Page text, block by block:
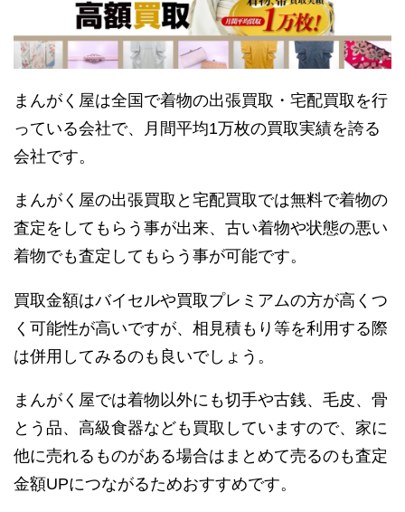
まんがく屋は全国で着物の出張買取・宅配買取を行
っている会社で、月間平均1万枚の買取実績を誇る
会社です。
まんがく屋の出張買取と宅配買取では無料で着物の
査定をしてもらう事が出来、古い着物や状態の悪い
着物でも査定してもらう事が可能です。
買取金額はバイセルや買取プレミアムの方が高くつ
く可能性が高いですが、相見積もり等を利用する際
は併用してみるのも良いでしょう。
まんがく屋では着物以外にも切手や古銭、毛皮、骨
とう品、高級食器なども買取していますので、家に
他に売れるものがある場合はまとめて売るのも査定
金額UPにつながるためおすすめです。